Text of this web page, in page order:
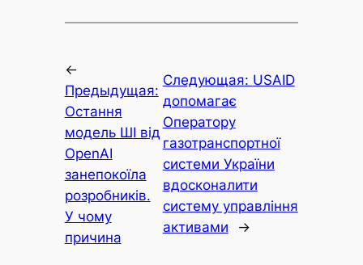
←
Предыдущая:
Остання
модель ШІ від
OpenAI
занепокоїла
розробників.
У чому
причина
Следующая: USAID
допомагає
Оператору
газотранспортної
системи України
вдосконалити
систему управління
активами
→